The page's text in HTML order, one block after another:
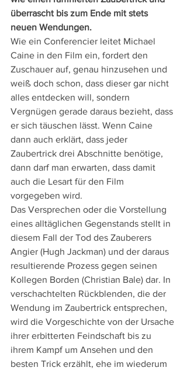
überrascht bis zum Ende mit stets
neuen Wendungen.
Wie ein Conferencier leitet Michael
Caine in den Film ein, fordert den
Zuschauer auf, genau hinzusehen und
weiß doch schon, dass dieser gar nicht
alles entdecken will, sondern
Vergnügen gerade daraus bezieht, dass
er sich täuschen lässt. Wenn Caine
dann auch erklärt, dass jeder
Zaubertrick drei Abschnitte benötige,
dann darf man erwarten, dass damit
auch die Lesart für den Film
vorgegeben wird.
Das Versprechen oder die Vorstellung
eines alltäglichen Gegenstands stellt in
diesem Fall der Tod des Zauberers
Angier (Hugh Jackman) und der daraus
resultierende Prozess gegen seinen
Kollegen Borden (Christian Bale) dar. In
verschachtelten Rückblenden, die der
Wendung im Zaubertrick entsprechen,
wird die Vorgeschichte von der Ursache
ihrer erbitterten Feindschaft bis zu
ihrem Kampf um Ansehen und den
besten Trick erzählt, ehe im wiederum